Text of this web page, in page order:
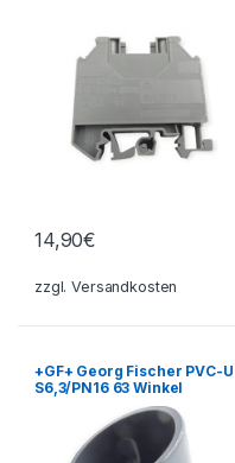
14,90€
zzgl.Versandkosten
+GF+ Georg Fischer PVC-U
S6,3/PN16 63 Winkel